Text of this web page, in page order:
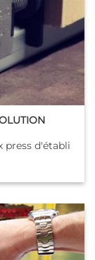
press d'établi